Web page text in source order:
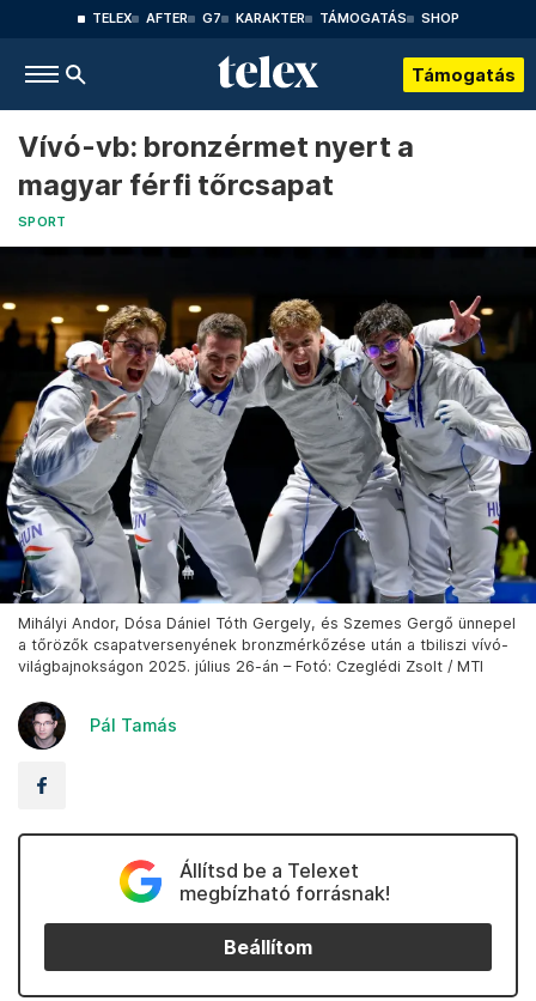
TELEX AFTER G7 KARAKTER TÁMOGATÁS SHOP
Támogatás
Vívó-vb: bronzérmet nyert a
magyar férfi tőrcsapat
SPORT
Mihályi Andor, Dósa Dániel Tóth Gergely, és Szemes Gergő ünnepel
a tőrözők csapatversenyének bronzmérkőzése után a tbiliszi vívó-
világbajnokságon 2025. július 26-án – Fotó: Czeglédi Zsolt / MTI
Pál Tamás
Állítsd be a Telexet
megbízható forrásnak!
Beállítom